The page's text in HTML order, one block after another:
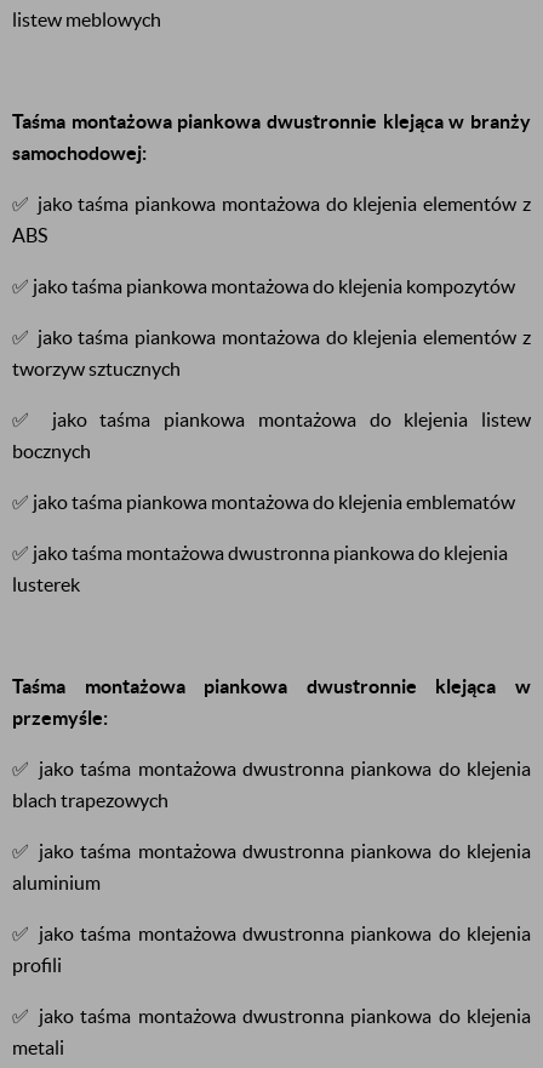
listew meblowych
Taśma montażowa piankowa dwustronnie klejąca w branży
samochodowej:
✅ jako taśma piankowa montażowa do klejenia elementów z
ABS
✅ jako taśma piankowa montażowa do klejenia kompozytów
✅ jako taśma piankowa montażowa do klejenia elementów z
tworzyw sztucznych
✅ jako taśma piankowa montażowa do klejenia listew
bocznych
✅ jako taśma piankowa montażowa do klejenia emblematów
✅ jako taśma montażowa dwustronna piankowa do klejenia
lusterek
Taśma montażowa piankowa dwustronnie klejąca w
przemyśle:
✅ jako taśma montażowa dwustronna piankowa do klejenia
blach trapezowych
✅ jako taśma montażowa dwustronna piankowa do klejenia
aluminium
✅ jako taśma montażowa dwustronna piankowa do klejenia
profili
✅ jako taśma montażowa dwustronna piankowa do klejenia
metali